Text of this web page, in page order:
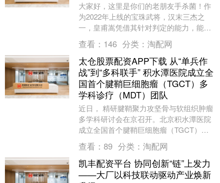
大家好，这里是你们的老朋友手杀菌！作
为2022年上线的宝珠武将，汉末三杰之
一，皇甫嵩凭借其针对判定的能力，能够
在斗地主模式之中狠狠逮捕神郭嘉，因此
被广大小伙伴亲....
查看： 146 分类： 淘配网
太仓股票配资APP下载 从“单兵作
战”到“多科联手” 积水潭医院成立全
国首个腱鞘巨细胞瘤（TGCT）多
学科诊疗（MDT）团队
近日， 精研腱鞘聚力攻坚骨与软组织肿瘤
多学科研讨会在京召开。北京积水潭医院
成立全国首个腱鞘巨细胞瘤（TGCT）多
学科诊疗（MDT）团队，该团队由骨肿瘤
科牵头，联....
查看： 89 分类： 淘配网
凯丰配资平台 协同创新“链”上发力
——大厂以科技联动驱动产业焕新